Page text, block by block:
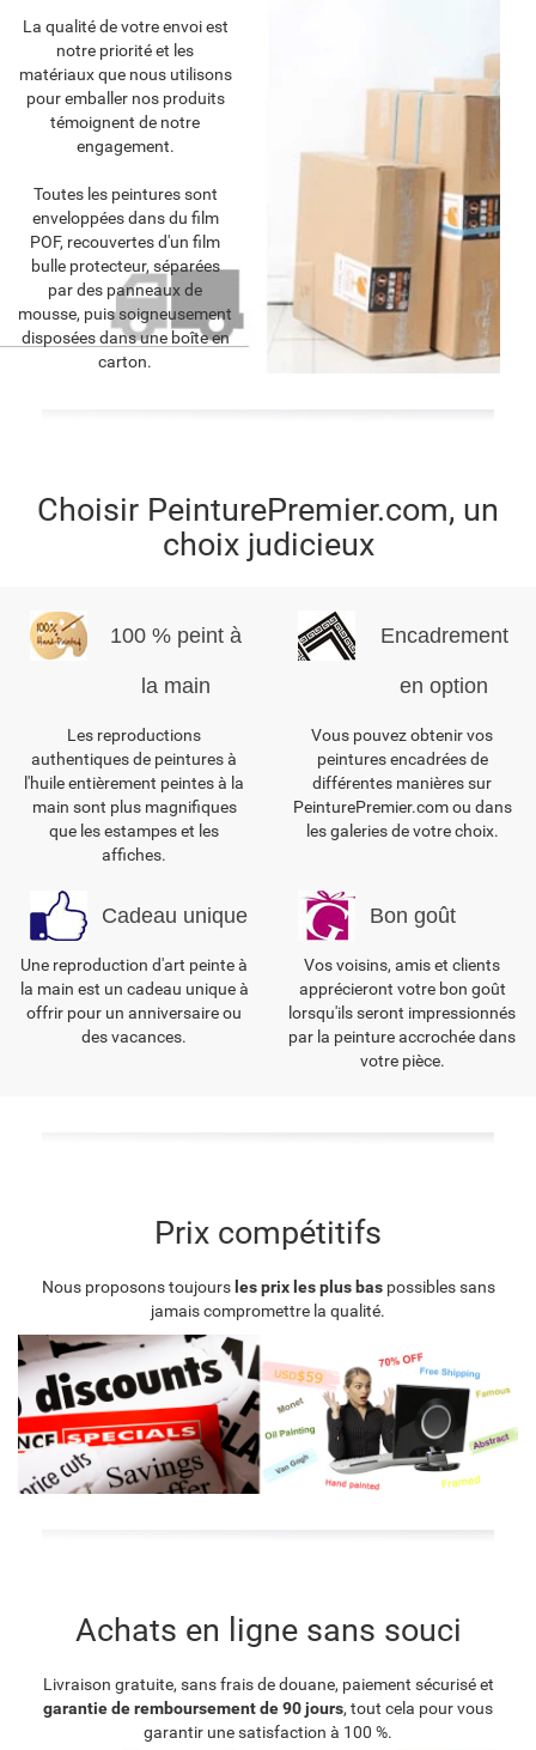
La qualité de votre envoi est
notre priorité et les
matériaux que nous utilisons
pour emballer nos produits
témoignent de notre
engagement.
Toutes les peintures sont
enveloppées dans du film
POF, recouvertes d'un film
bulle protecteur, séparées
par des panneaux de
mousse, puis soigneusement
disposées dans une boîte en
carton.
Choisir PeinturePremier.com, un
choix judicieux
100 % peint à
la main
Les reproductions
authentiques de peintures à
l'huile entièrement peintes à la
main sont plus magnifiques
que les estampes et les
affiches.
Encadrement
en option
Vous pouvez obtenir vos
peintures encadrées de
différentes manières sur
PeinturePremier.com ou dans
les galeries de votre choix.
Cadeau unique
Une reproduction d'art peinte à
la main est un cadeau unique à
offrir pour un anniversaire ou
des vacances.
Bon goût
Vos voisins, amis et clients
apprécieront votre bon goût
lorsqu'ils seront impressionnés
par la peinture accrochée dans
votre pièce.
Prix compétitifs
Nous proposons toujours les prix les plus baspossibles sans
jamais compromettre la qualité.
Achats en ligne sans souci
Livraison gratuite, sans frais de douane, paiement sécurisé et
garantie de remboursement de 90 jours, tout cela pour vous
garantir une satisfaction à 100 %.